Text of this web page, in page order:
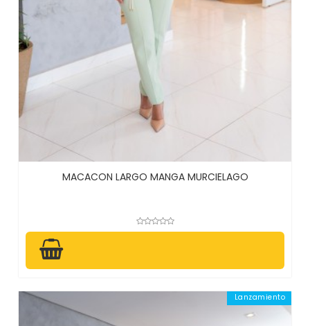
MACACON LARGO MANGA MURCIELAGO
Lanzamiento